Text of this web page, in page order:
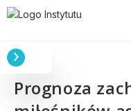
Prognoza